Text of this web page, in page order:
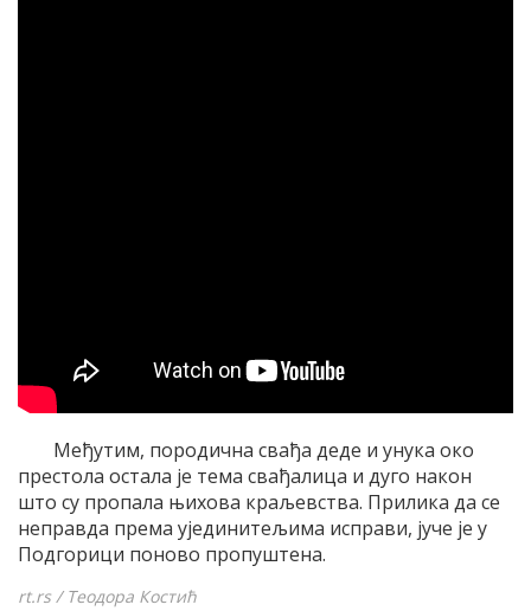
Међутим, породична свађа деде и унука око
престола остала је тема свађалица и дуго након
што су пропала њихова краљевства. Прилика да се
неправда према ујединитељима исправи, јуче је у
Подгорици поново пропуштена.
rt.rs / Теодора Костић